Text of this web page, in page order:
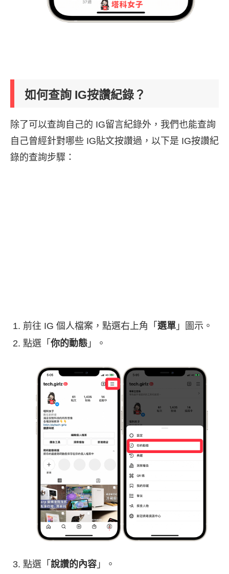
如何查詢 IG按讚紀錄？
除了可以查詢自己的 IG留言紀錄外，我們也能查詢
自己曾經針對哪些 IG貼文按讚過，以下是 IG按讚紀
錄的查詢步驟：
前往 IG 個人檔案，點選右上角「 選單 」圖示。
點選「 你的動態 」。
點選「 說讚的內容 」。